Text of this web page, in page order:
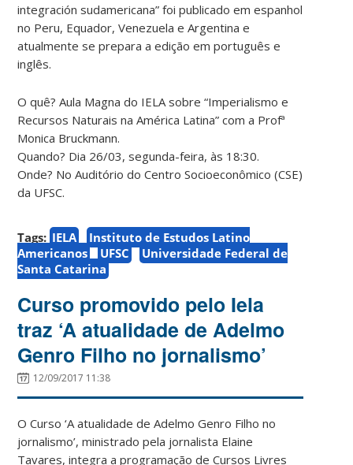
integración sudamericana” foi publicado em espanhol
no Peru, Equador, Venezuela e Argentina e
atualmente se prepara a edição em português e
inglês.
O quê? Aula Magna do IELA sobre “Imperialismo e
Recursos Naturais na América Latina” com a Profª
Monica Bruckmann.
Quando? Dia 26/03, segunda-feira, às 18:30.
Onde? No Auditório do Centro Socioeconômico (CSE)
da UFSC.
Tags: IELA
Instituto de Estudos Latino
Americanos
UFSC
Universidade Federal de
Santa Catarina
Curso promovido pelo Iela
traz ‘A atualidade de Adelmo
Genro Filho no jornalismo’
12/09/2017 11:38
O Curso ‘A atualidade de Adelmo Genro Filho no
jornalismo’, ministrado pela jornalista Elaine
Tavares, integra a programação de Cursos Livres